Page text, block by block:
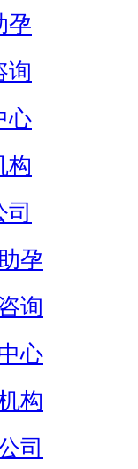
孕
询
心
构
司
孕
询
心
构
司